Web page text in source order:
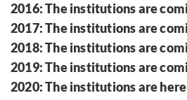
2016: The institutions are
2017: The institutions are
2018: The institutions are
2019: The institutions are
2020: The institutions are